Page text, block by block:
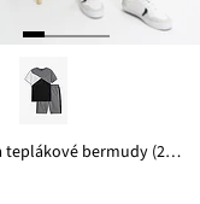
Tričko a teplákové bermudy (2dílná souprava)